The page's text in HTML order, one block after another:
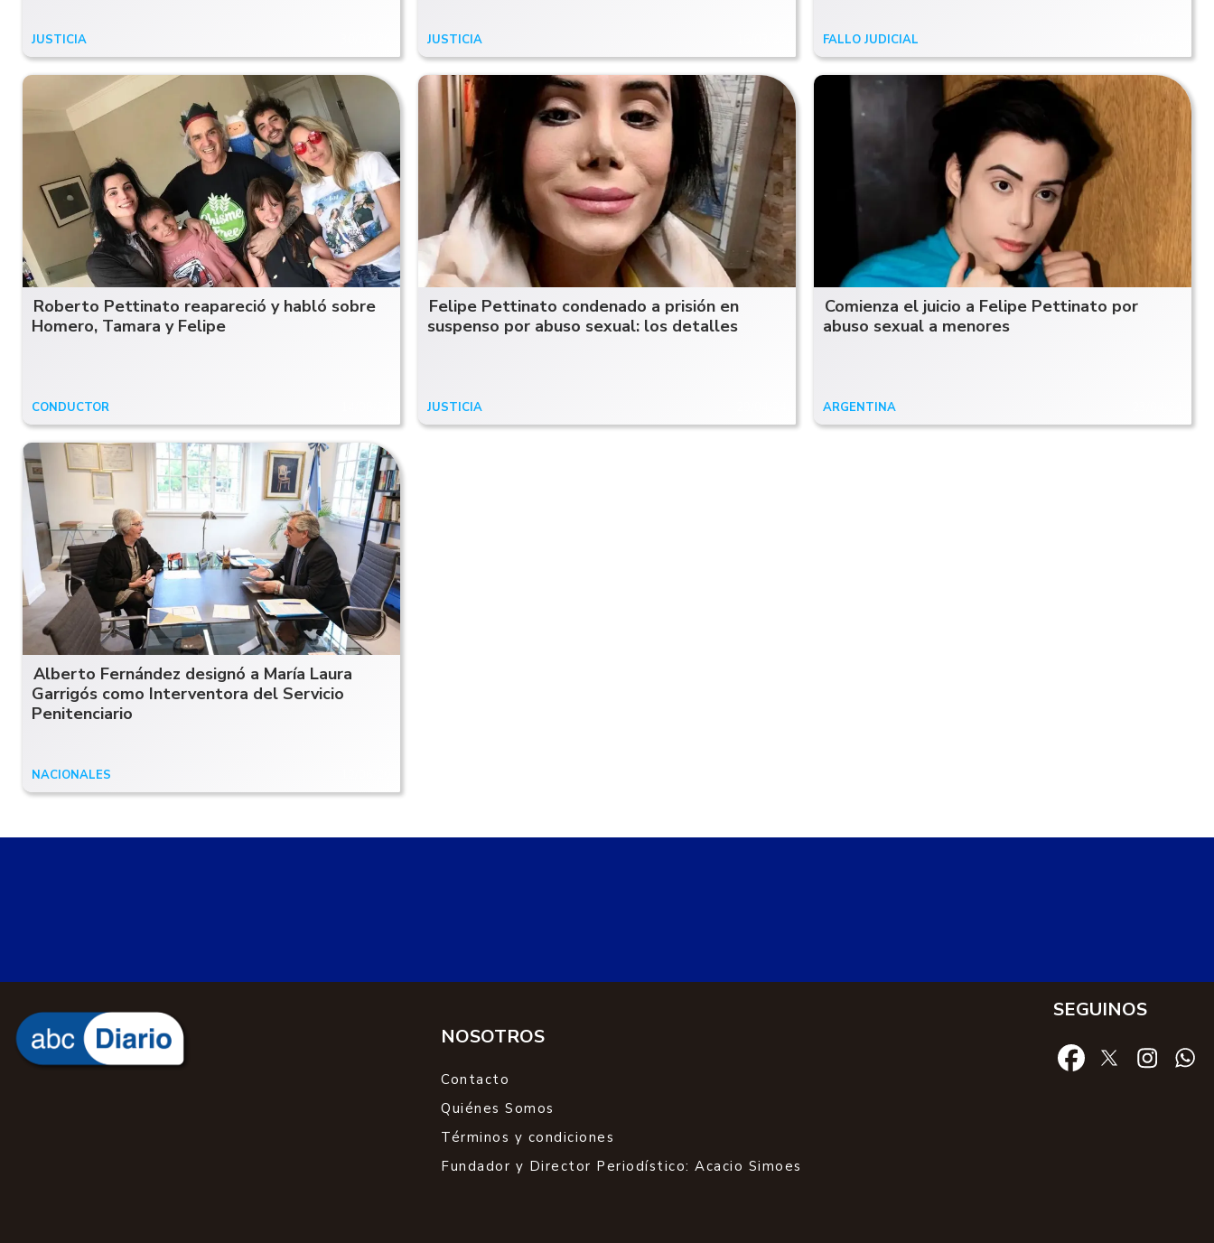
JUSTICIA JUSTICIA FALLO JUDICIAL
Roberto Pettinato reapareció y habló sobre
Homero, Tamara y Felipe
CONDUCTOR
Felipe Pettinato condenado a prisión en
suspenso por abuso sexual: los detalles
JUSTICIA
Comienza el juicio a Felipe Pettinato por
abuso sexual a menores
ARGENTINA
Alberto Fernández designó a María Laura
Garrigós como Interventora del Servicio
Penitenciario
NACIONALES
NOSOTROS
Contacto
Quiénes Somos
Términos y condiciones
Fundador y Director Periodístico: Acacio Simoes
SEGUINOS